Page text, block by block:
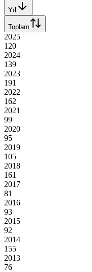
Yıl
Toplam
2025
120
2024
139
2023
191
2022
162
2021
99
2020
95
2019
105
2018
161
2017
81
2016
93
2015
92
2014
155
2013
76